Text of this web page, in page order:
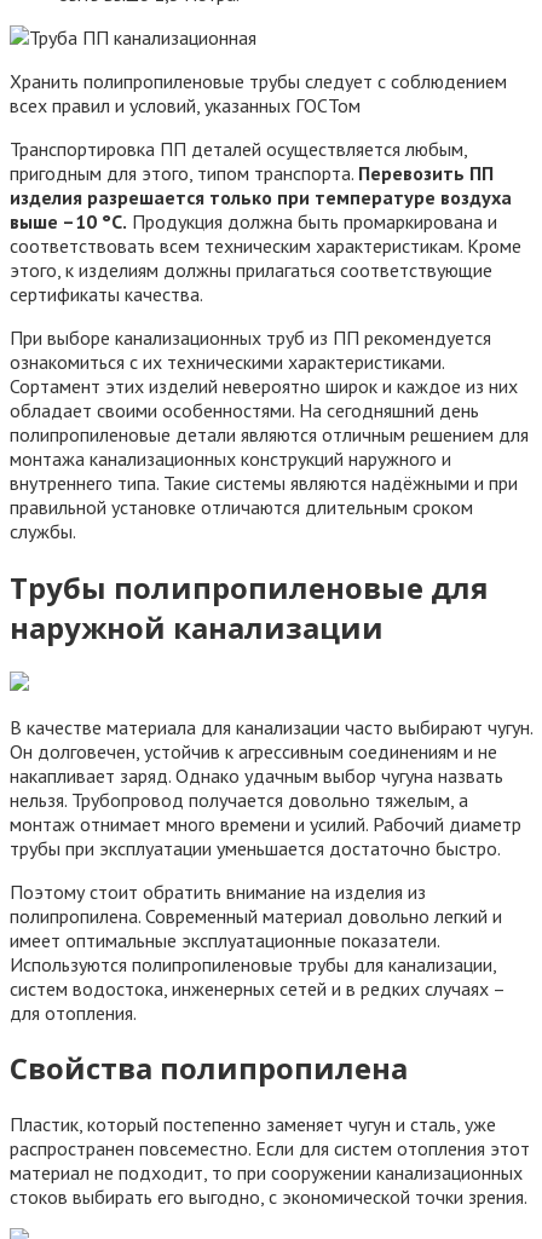
Хранить полипропиленовые трубы следует с соблюдением
всех правил и условий, указанных ГОСТом
Транспортировка ПП деталей осуществляется любым,
пригодным для этого, типом транспорта. Перевозить ПП
изделия разрешается только при температуре воздуха
выше –10 °C. Продукция должна быть промаркирована и
соответствовать всем техническим характеристикам. Кроме
этого, к изделиям должны прилагаться соответствующие
сертификаты качества.
При выборе канализационных труб из ПП рекомендуется
ознакомиться с их техническими характеристиками.
Сортамент этих изделий невероятно широк и каждое из них
обладает своими особенностями. На сегодняшний день
полипропиленовые детали являются отличным решением для
монтажа канализационных конструкций наружного и
внутреннего типа. Такие системы являются надёжными и при
правильной установке отличаются длительным сроком
службы.
Трубы полипропиленовые для
наружной канализации
В качестве материала для канализации часто выбирают чугун.
Он долговечен, устойчив к агрессивным соединениям и не
накапливает заряд. Однако удачным выбор чугуна назвать
нельзя. Трубопровод получается довольно тяжелым, а
монтаж отнимает много времени и усилий. Рабочий диаметр
трубы при эксплуатации уменьшается достаточно быстро.
Поэтому стоит обратить внимание на изделия из
полипропилена. Современный материал довольно легкий и
имеет оптимальные эксплуатационные показатели.
Используются полипропиленовые трубы для канализации,
систем водостока, инженерных сетей и в редких случаях –
для отопления.
Свойства полипропилена
Пластик, который постепенно заменяет чугун и сталь, уже
распространен повсеместно. Если для систем отопления этот
материал не подходит, то при сооружении канализационных
стоков выбирать его выгодно, с экономической точки зрения.